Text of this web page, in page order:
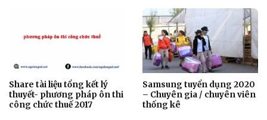
Share tài liệu tổng kết lý
thuyết- phương pháp ôn thi
công chức thuế 2017
Samsung tuyển dụng 2020
– Chuyên gia / chuyên viên
thống kê